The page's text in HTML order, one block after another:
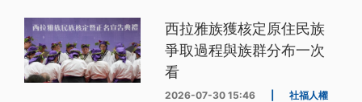
西拉雅族獲核定原住民族
爭取過程與族群分布一次
看
2026-07-30 15:46 社福人權